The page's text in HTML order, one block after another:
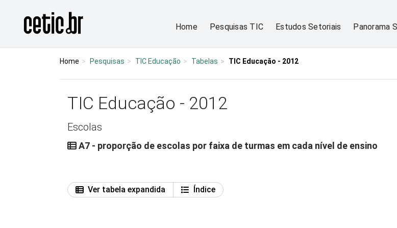
Página inicial
Home Pesquisas TIC Estudos Setoriais Panorama
Home Pesquisas TIC Educação Tabelas TIC Educação - 2012
TIC Educação - 2012
Escolas
A7 - proporção de escolas por faixa de turmas em cada nível de ensino
Ver tabela expandida
Índice